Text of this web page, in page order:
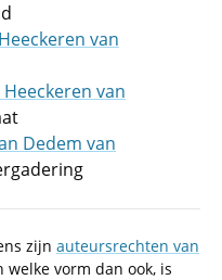
van
Heeckeren van
Dedem van
zijn auteursrechten van
welke vorm dan ook, is